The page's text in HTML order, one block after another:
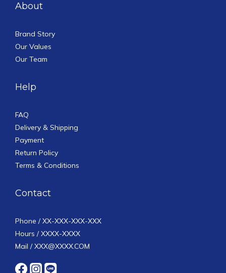
About
Brand Story
Our Values
Our Team
Help
FAQ
Delivery & Shipping
Payment
Return Policy
Terms & Conditions
Contact
Phone / XX-XXX-XXX-XXX
Hours / XXXX-XXXX
Mail / XXX@XXXX.COM